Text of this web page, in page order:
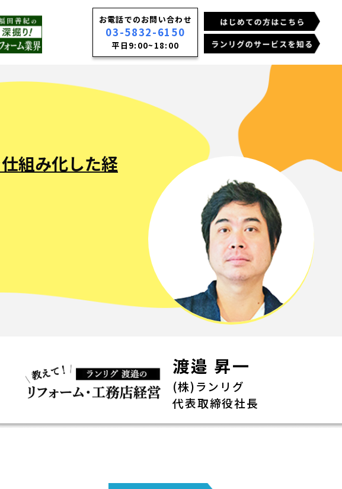
お電話でのお問い合わせ
03-5832-6150
平日9:00~18:00
組み化した経
渡邉 昇一
(株)ランリグ
代表取締役社長